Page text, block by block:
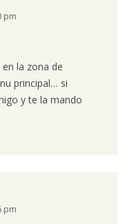
pm
la zona de
principal… si
y te la mando
pm